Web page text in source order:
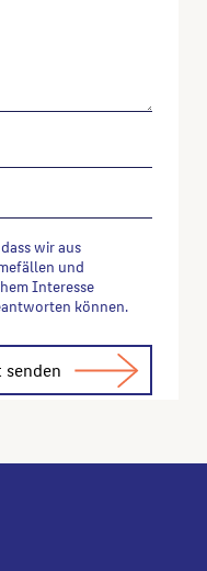
wir aus
und
Interesse
können.